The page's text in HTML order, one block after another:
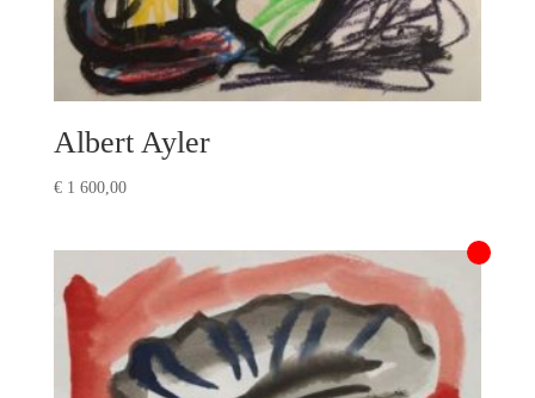
Albert Ayler
€1 600,00